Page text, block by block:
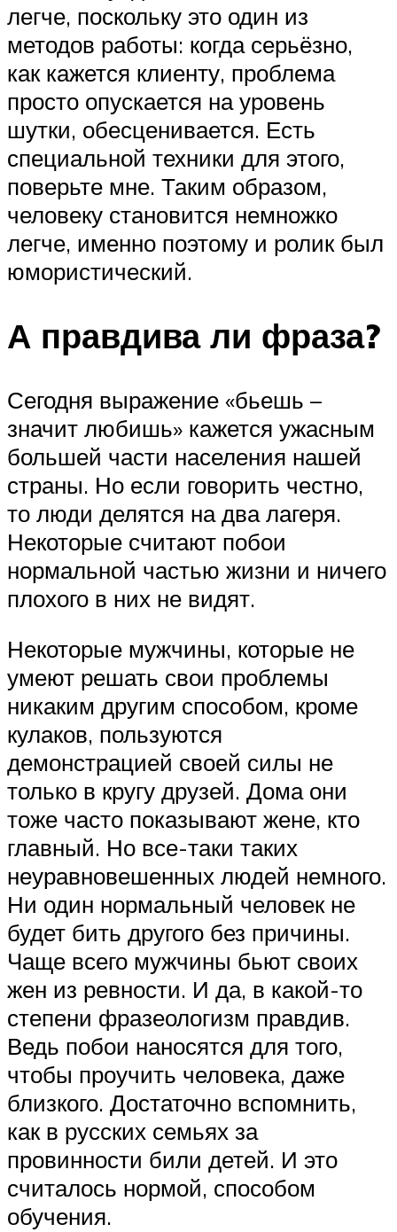
легче, поскольку это один из
методов работы: когда серьёзно,
как кажется клиенту, проблема
просто опускается на уровень
шутки, обесценивается. Есть
специальной техники для этого,
поверьте мне. Таким образом,
человеку становится немножко
легче, именно поэтому и ролик был
юмористический.
А правдива ли фраза?
Сегодня выражение «бьешь –
значит любишь» кажется ужасным
большей части населения нашей
страны. Но если говорить честно,
то люди делятся на два лагеря.
Некоторые считают побои
нормальной частью жизни и ничего
плохого в них не видят.
Некоторые мужчины, которые не
умеют решать свои проблемы
никаким другим способом, кроме
кулаков, пользуются
демонстрацией своей силы не
только в кругу друзей. Дома они
тоже часто показывают жене, кто
главный. Но все-таки таких
неуравновешенных людей немного.
Ни один нормальный человек не
будет бить другого без причины.
Чаще всего мужчины бьют своих
жен из ревности. И да, в какой-то
степени фразеологизм правдив.
Ведь побои наносятся для того,
чтобы проучить человека, даже
близкого. Достаточно вспомнить,
как в русских семьях за
провинности били детей. И это
считалось нормой, способом
обучения.